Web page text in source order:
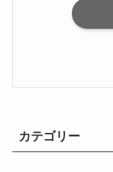
カテゴリー